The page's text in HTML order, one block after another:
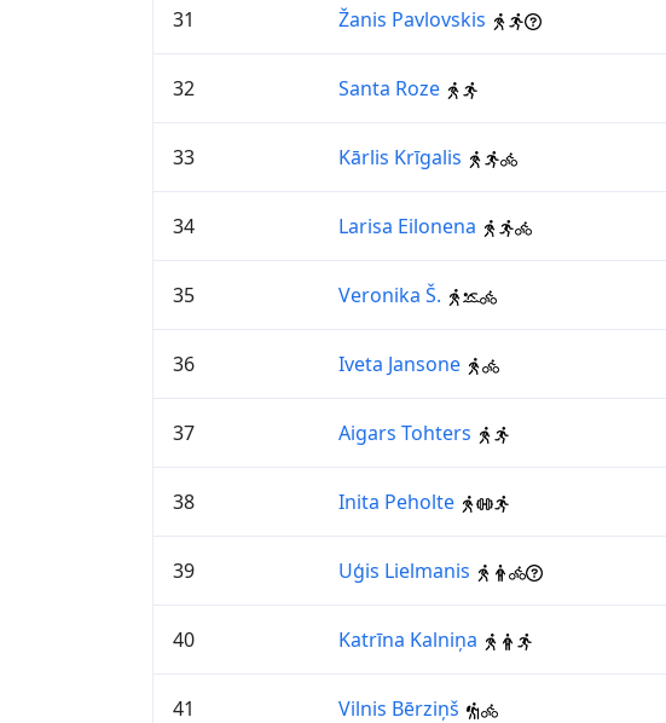
31 Žanis Pavlovskis
32 Santa Roze
33 Kārlis Krīgalis
34 Larisa Eilonena
35 Veronika Š.
36 Iveta Jansone
37 Aigars Tohters
38 Inita Peholte
39 Uģis Lielmanis
40 Katrīna Kalniņa
41 Vilnis Bērziņš